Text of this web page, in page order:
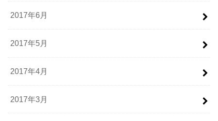
2017年6月
2017年5月
2017年4月
2017年3月